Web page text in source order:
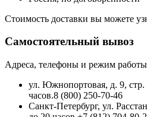
Стоимость доставки вы можете
Самостоятельный вывоз
Адреса, телефоны и режим работы
ул. Южнопортовая, д. 9,
часов.8 (800) 250-70-46
Санкт-Петербург, ул.